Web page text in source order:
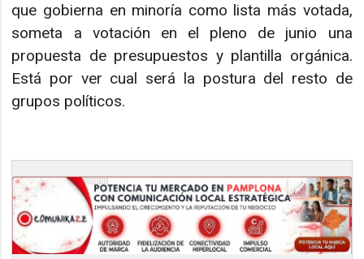
que gobierna en minoría como lista más votada,
someta a votación en el pleno de junio una
propuesta de presupuestos y plantilla orgánica.
Está por ver cual será la postura del resto de
grupos políticos.